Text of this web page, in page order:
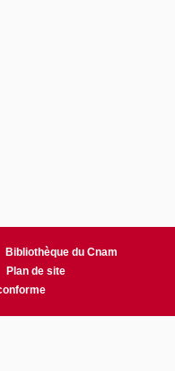
Bibliothèque du Cnam
Plan de site